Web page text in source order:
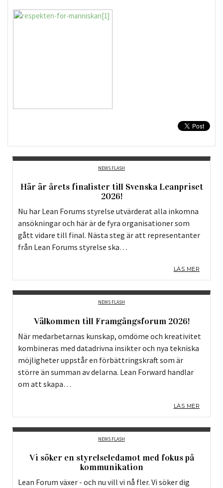
NEWS FLASH
Här är årets finalister till Svenska Leanpriset
2026!
Nu har Lean Forums styrelse utvärderat alla inkomna
ansökningar och här är de fyra organisationer som
gått vidare till final. Nästa steg är att representanter
från Lean Forums styrelse ska…
LÄS MER
NEWS FLASH
Välkommen till Framgångsforum 2026!
När medarbetarnas kunskap, omdöme och kreativitet
kombineras med datadrivna insikter och nya tekniska
möjligheter uppstår en förbättringskraft som är
större än summan av delarna. Lean Forward handlar
om att skapa…
LÄS MER
NEWS FLASH
Vi söker en styrelseledamot med fokus på
kommunikation
Lean Forum växer - och nu vill vi nå fler. Vi söker dig